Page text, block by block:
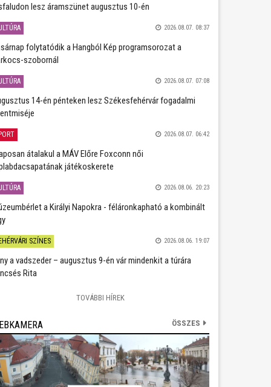
lesz áramszünet augusztus 10-én
2026.08.07. 08:37
folytatódik a Hangból Kép programsorozat a
szobornál
2026.08.07. 07:08
14-én pénteken lesz Székesfehérvár fogadalmi
2026.08.07. 06:42
átalakul a MÁV Előre Foxconn női
játékoskerete
2026.08.06. 20:23
a Királyi Napokra - féláronkapható a kombinált
SZÍNES 2026.08.06. 19:07
a vadszeder – augusztus 9-én vár mindenkit a túrára
Rita
TOVÁBBI HÍREK
ÖSSZES